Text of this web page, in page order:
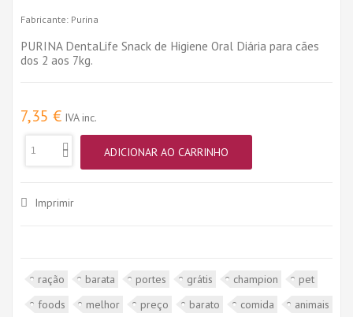
Fabricante: Purina
PURINA DentaLife Snack de Higiene Oral Diária para cães
dos 2 aos 7kg.
7,35 € IVA inc.
ADICIONAR AO CARRINHO
Imprimir
ração barata portes grátis champion
pet
foods
melhor preço barato comida
animais